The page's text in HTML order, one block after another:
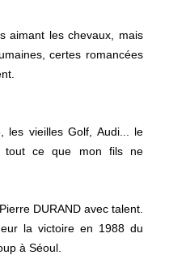
aimant les chevaux, mais
certes romancées
les vieilles Golf, Audi... le
tout ce que mon fils ne
DURAND avec talent.
la victoire en 1988 du
à Séoul.